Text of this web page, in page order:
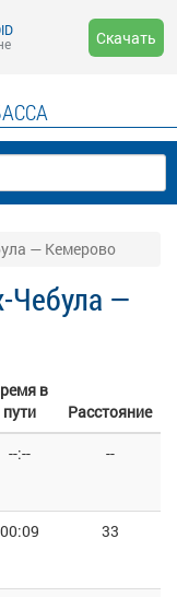
Скачать
— Кемерово
Чебула —
в
пути
Расстояние
--:-- --
00:09 33